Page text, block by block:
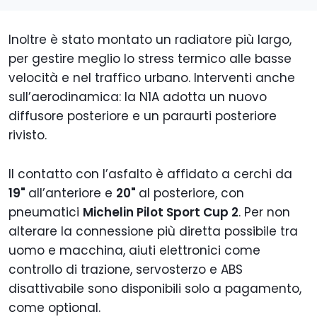
Inoltre è stato montato un radiatore più largo,
per gestire meglio lo stress termico alle basse
velocità e nel traffico urbano. Interventi anche
sull’aerodinamica: la N1A adotta un nuovo
diffusore posteriore e un paraurti posteriore
rivisto.
Il contatto con l’asfalto è affidato a cerchi da
19" all’anteriore e 20" al posteriore, con
pneumatici Michelin Pilot Sport Cup 2. Per non
alterare la connessione più diretta possibile tra
uomo e macchina, aiuti elettronici come
controllo di trazione, servosterzo e ABS
disattivabile sono disponibili solo a pagamento,
come optional.